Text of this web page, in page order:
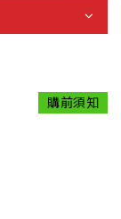
購前須知